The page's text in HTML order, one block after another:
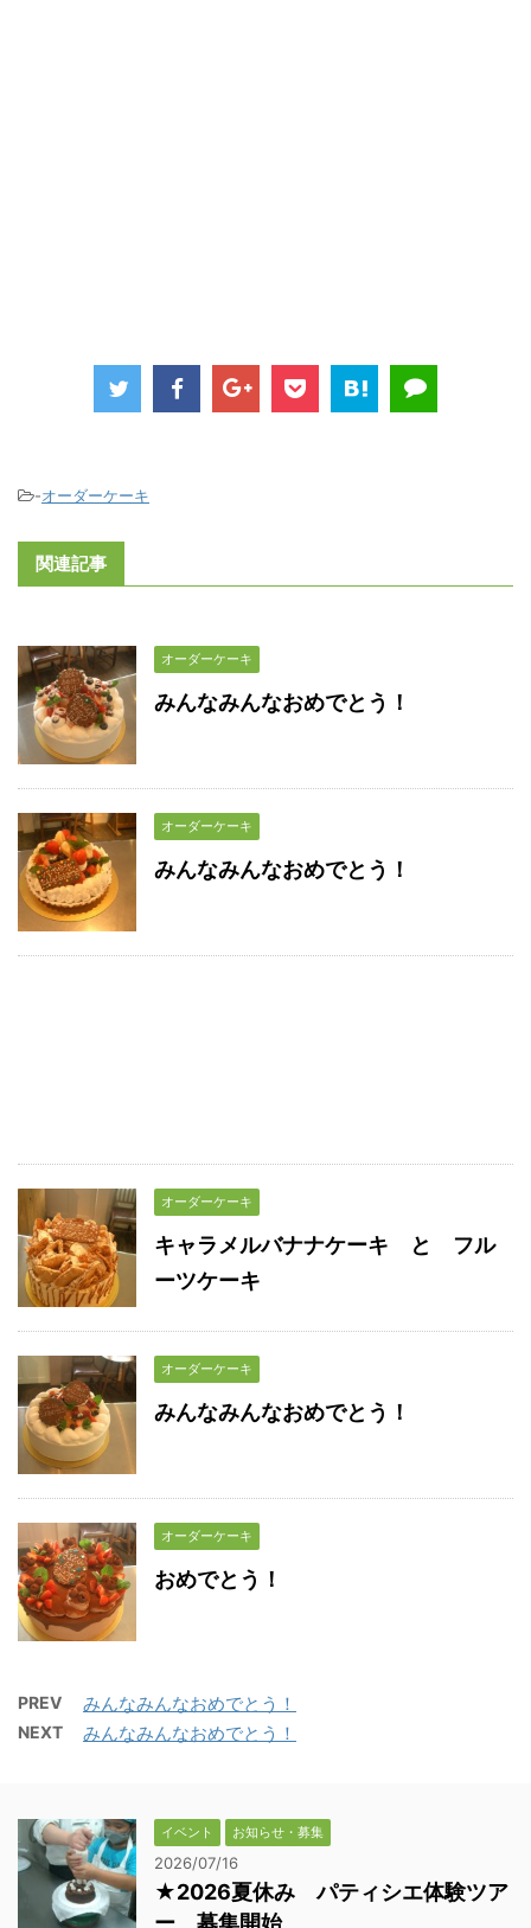
-オーダーケーキ
関連記事
オーダーケーキ
みんなみんなおめでとう！
オーダーケーキ
みんなみんなおめでとう！
オーダーケーキ
キャラメルバナナケーキ と フル
ーツケーキ
オーダーケーキ
みんなみんなおめでとう！
オーダーケーキ
おめでとう！
PREV みんなみんなおめでとう！
NEXT みんなみんなおめでとう！
イベント お知らせ・募集
2026/07/16
★2026夏休み パティシエ体験ツア
ー 募集開始